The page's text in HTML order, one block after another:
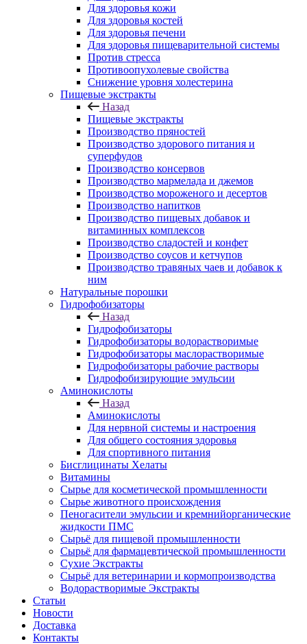
Для здоровья кожи
Для здоровья костей
Для здоровья печени
Для здоровья пищеварительной системы
Против стресса
Противоопухолевые свойства
Снижение уровня холестерина
Пищевые экстракты
Назад
Пищевые экстракты
Производство пряностей
Производство здорового питания и
суперфудов
Производство консервов
Производство мармелада и джемов
Производство мороженого и десертов
Производство напитков
Производство пищевых добавок и
витаминных комплексов
Производство сладостей и конфет
Производство соусов и кетчупов
Производство травяных чаев и добавок к
ним
Натуральные порошки
Гидрофобизаторы
Назад
Гидрофобизаторы
Гидрофобизаторы водорастворимые
Гидрофобизаторы маслорастворимые
Гидрофобизаторы рабочие растворы
Гидрофобизирующие эмульсии
Аминокислоты
Назад
Аминокислоты
Для нервной системы и настроения
Для общего состояния здоровья
Для спортивного питания
Бисглицинаты Хелаты
Витамины
Сырье для косметической промышленности
Сырье животного происхождения
Пеногасители эмульсии и кремнийорганические
жидкости ПМС
Сырьё для пищевой промышленности
Сырьё для фармацевтической промышленности
Сухие Экстракты
Сырьё для ветеринарии и кормопроизводства
Водорастворимые Экстракты
Статьи
Новости
Доставка
Контакты